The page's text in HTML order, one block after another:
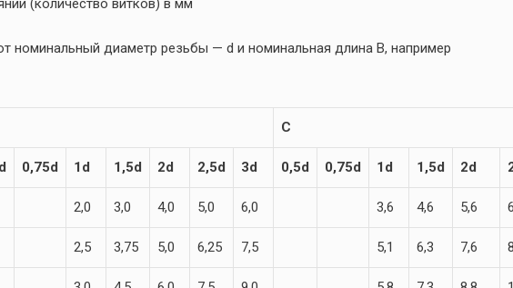
(количество витков) в мм
номинальный диаметр резьбы — d и номинальная длина B, например
C
0,75d 1d 1,5d 2d 2,5d 3d 0,5d 0,75d 1d 1,5d 2d
2,0 3,0 4,0 5,0 6,0 3,6 4,6 5,6
2,5 3,75 5,0 6,25 7,5 5,1 6,3 7,6